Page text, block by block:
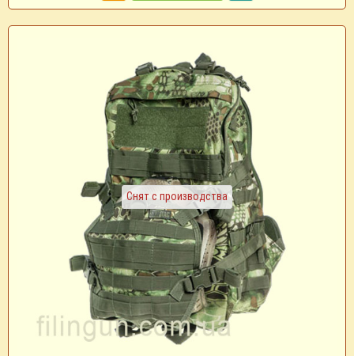
Снят с производства